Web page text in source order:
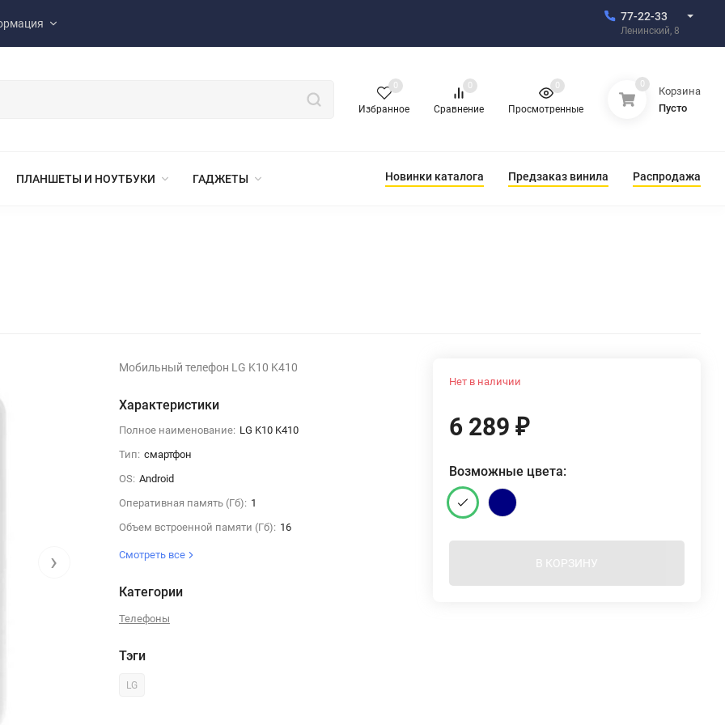
77-22-33
Ленинский, 8
Избранное
0
Сравнение
0
Просмотренные
0 0
Корзина
Пусто
ПЛАНШЕТЫ И НОУТБУКИ ГАДЖЕТЫ Новинки каталога Предзаказ винила Распродажа
›
Мобильный телефон LG K10 K410
Характеристики
Полное наименование: LG K10 K410
Тип: смартфон
OS: Android
Оперативная память (Гб): 1
Объем встроенной памяти (Гб): 16
Смотреть все
Категории
Телефоны
Тэги
LG
Нет в наличии
6 289₽
Возможные цвета:
В КОРЗИНУ